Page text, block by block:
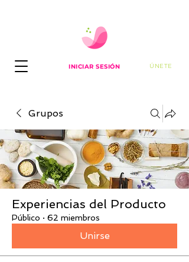
INICIAR SESIÓN ÚNETE
Grupos
Experiencias del Producto
Público · 62 miembros
Unirse